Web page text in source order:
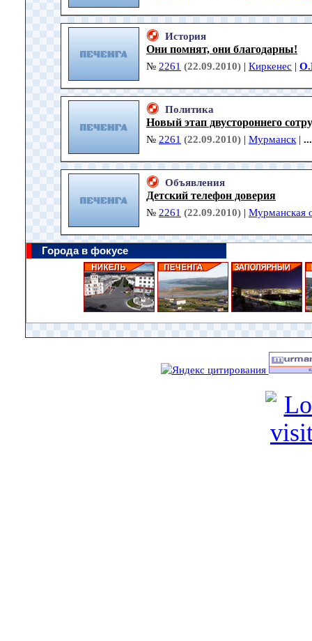
История
Они помнят, они благодарны!
№ 2261 (22.09.2010) | Киркенес |
Политика
Новый этап двустороннего
№ 2261 (22.09.2010) | Мурманск | ...
Объявления
Детский телефон доверия
№ 2261 (22.09.2010) | Мурманская
Города в фокусе